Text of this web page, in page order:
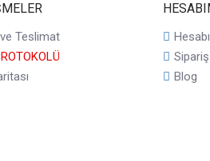
Teslimat
Blog